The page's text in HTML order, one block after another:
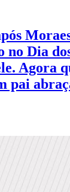
no Dia
Agora
pai